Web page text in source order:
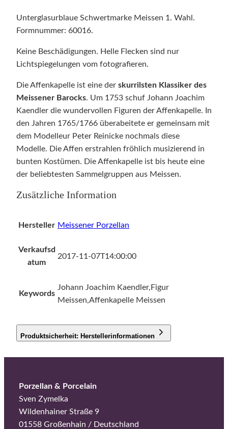
Unterglasurblaue Schwertmarke Meissen 1. Wahl.
Formnummer: 60016.
Keine Beschädigungen. Helle Flecken sind nur
Lichtspiegelungen vom fotografieren.
Die Affenkapelle ist eine der skurrilsten Klassiker des
Meissener Barocks. Um 1753 schuf Johann Joachim
Kaendler die wundervollen Figuren der Affenkapelle. In
den Jahren 1765/1766 überabeitete er gemeinsam mit
dem Modelleur Peter Reinicke nochmals diese
Modelle. Die Affen erstrahlen fröhlich musizierend in
bunten Kostümen. Die Affenkapelle ist bis heute eine
der beliebtesten Sammelgruppen aus Meissen.
Zusätzliche Information
Hersteller Meissener Porzellan
Verkaufsd
atum
2017-11-07T14:00:00
Keywords
Johann Joachim Kaendler,Figur
Meissen,Affenkapelle Meissen
Produktsicherheit: Herstellerinformationen
Porzellan & Porcelain
Sven Zymelka
Wildenhainer Straße 9
01558 Großenhain / Deutschland